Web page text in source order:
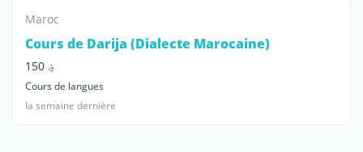
Maroc
Cours de Darija (Dialecte Marocaine)
؋ 150
Cours de langues
la semaine dernière